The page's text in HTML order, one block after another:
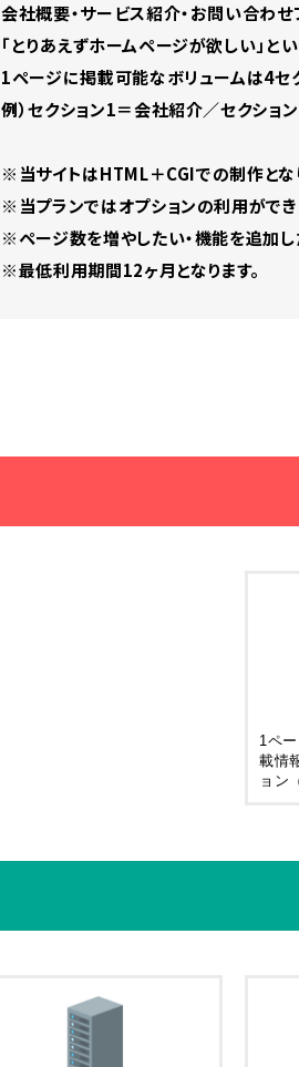
会社概要・サービス紹介・お問い合わ
「とりあえずホームページが欲しい」と
1ページに掲載可能なボリュームは4セク
例）セクション1＝会社紹介／セクショ
※当サイトはHTML＋CGIでの制作とな
※当プランではオプションの利用ができ
※ページ数を増やしたい・機能を追加し
※最低利用期間12ヶ月となります。
1ペ
載情
ョン